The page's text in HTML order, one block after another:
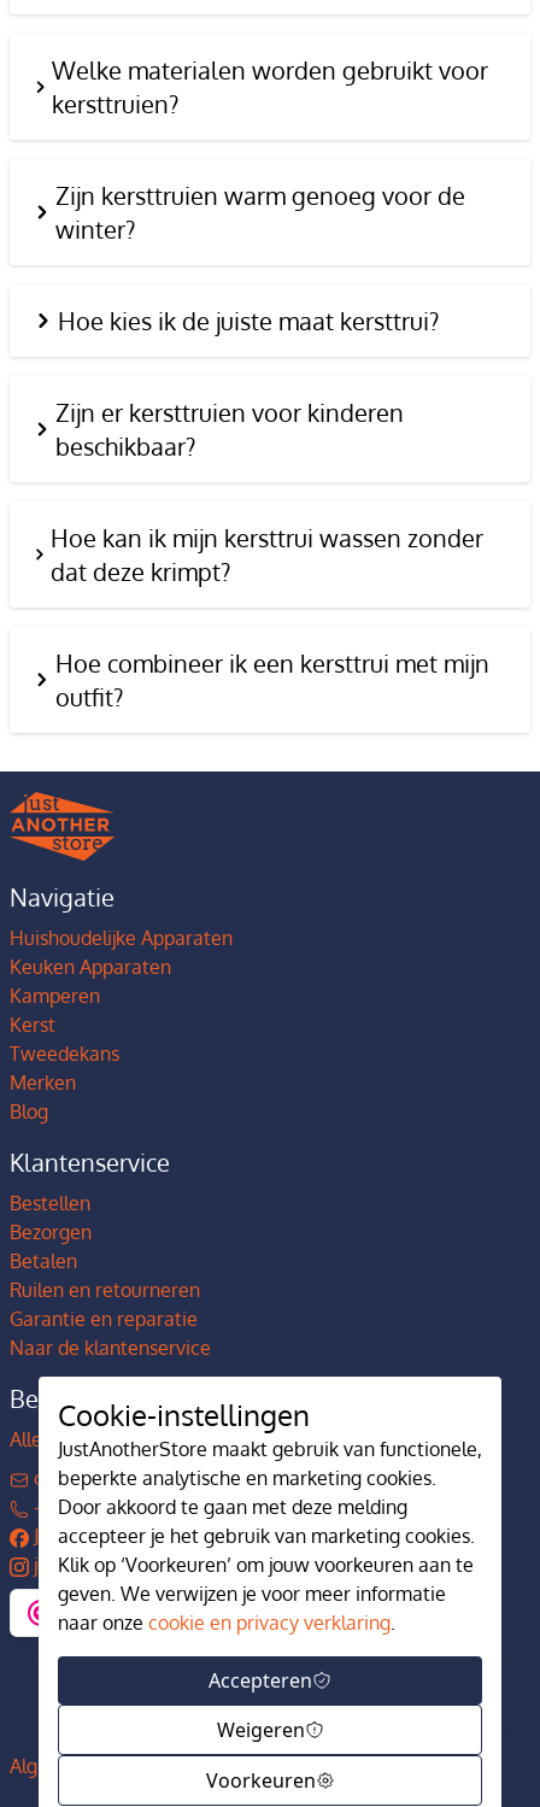
Welke materialen worden gebruikt voor
kersttruien?
Zijn kersttruien warm genoeg voor de
winter?
Hoe kies ik de juiste maat kersttrui?
Zijn er kersttruien voor kinderen
beschikbaar?
Hoe kan ik mijn kersttrui wassen zonder
dat deze krimpt?
Hoe combineer ik een kersttrui met mijn
outfit?
Navigatie
Huishoudelijke Apparaten
Keuken Apparaten
Kamperen
Kerst
Tweedekans
Merken
Blog
Klantenservice
Bestellen
Bezorgen
Betalen
Ruilen en retourneren
Garantie en reparatie
Naar de klantenservice
Bedrijfsgegevens
Alles over JustAnotherStore
contact@justanotherstore.nl
+31 73 644 7405
JustAnotherStore
justanotherstore.nl
Algemene voorwaarden Privacy en cookiebeleid
Cookie-instellingen
JustAnotherStore maakt gebruik van functionele,
beperkte analytische en marketing cookies.
Door akkoord te gaan met deze melding
accepteer je het gebruik van marketing cookies.
Klik op ‘Voorkeuren’ om jouw voorkeuren aan te
geven. We verwijzen je voor meer informatie
naar onze cookie en privacy verklaring.
Accepteren
Weigeren
Voorkeuren